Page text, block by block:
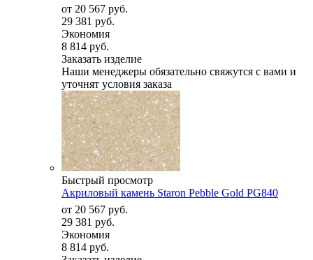
от 20 567 руб.
29 381 руб.
Экономия
8 814 руб.
Заказать изделие
Наши менеджеры обязательно свяжутся с вами и
уточнят условия заказа
Быстрый просмотр
Акриловый камень Staron Pebble Gold PG840
от 20 567 руб.
29 381 руб.
Экономия
8 814 руб.